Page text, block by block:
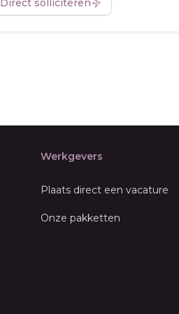
Direct solliciteren
Werkgevers
Plaats direct een vacature
Onze pakketten